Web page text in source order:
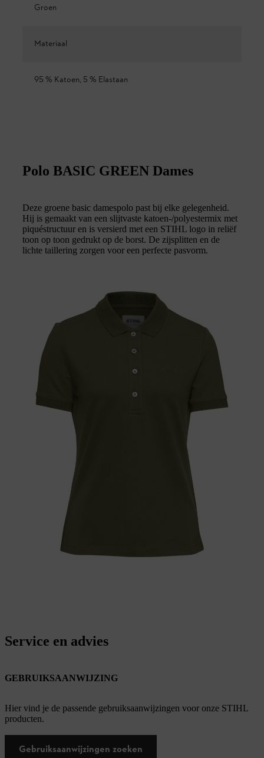
Groen
Materiaal
95 % Katoen, 5 % Elastaan
Polo BASIC GREEN Dames
Deze groene basic damespolo past bij elke gelegenheid.
Hij is gemaakt van een slijtvaste katoen-/polyestermix met
piquéstructuur en is versierd met een STIHL logo in reliëf
toon op toon gedrukt op de borst. De zijsplitten en de
lichte taillering zorgen voor een perfecte pasvorm.
Service en advies
GEBRUIKSAANWIJZING
Hier vind je de passende gebruiksaanwijzingen voor onze STIHL
producten.
Gebruiksaanwijzingen zoeken